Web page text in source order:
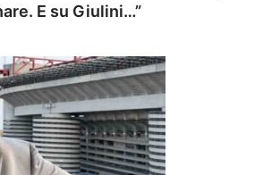
E su Giulini…”